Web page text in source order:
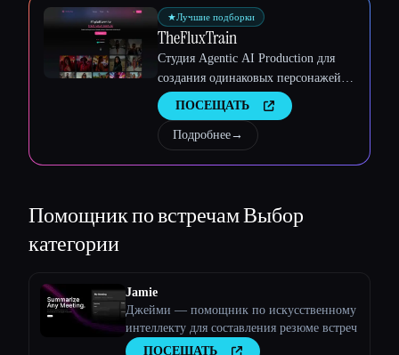
★Лучшие подборки
TheFluxTrain
Студия Agentic AI Production для
создания одинаковых персонажей,
рабочих процессов и видео
ПОСЕЩАТЬ
Подробнее→
Помощник по встречамВыбор
категории
Jamie
Джейми — помощник по искусственному
интеллекту для составления резюме встреч
ПОСЕЩАТЬ